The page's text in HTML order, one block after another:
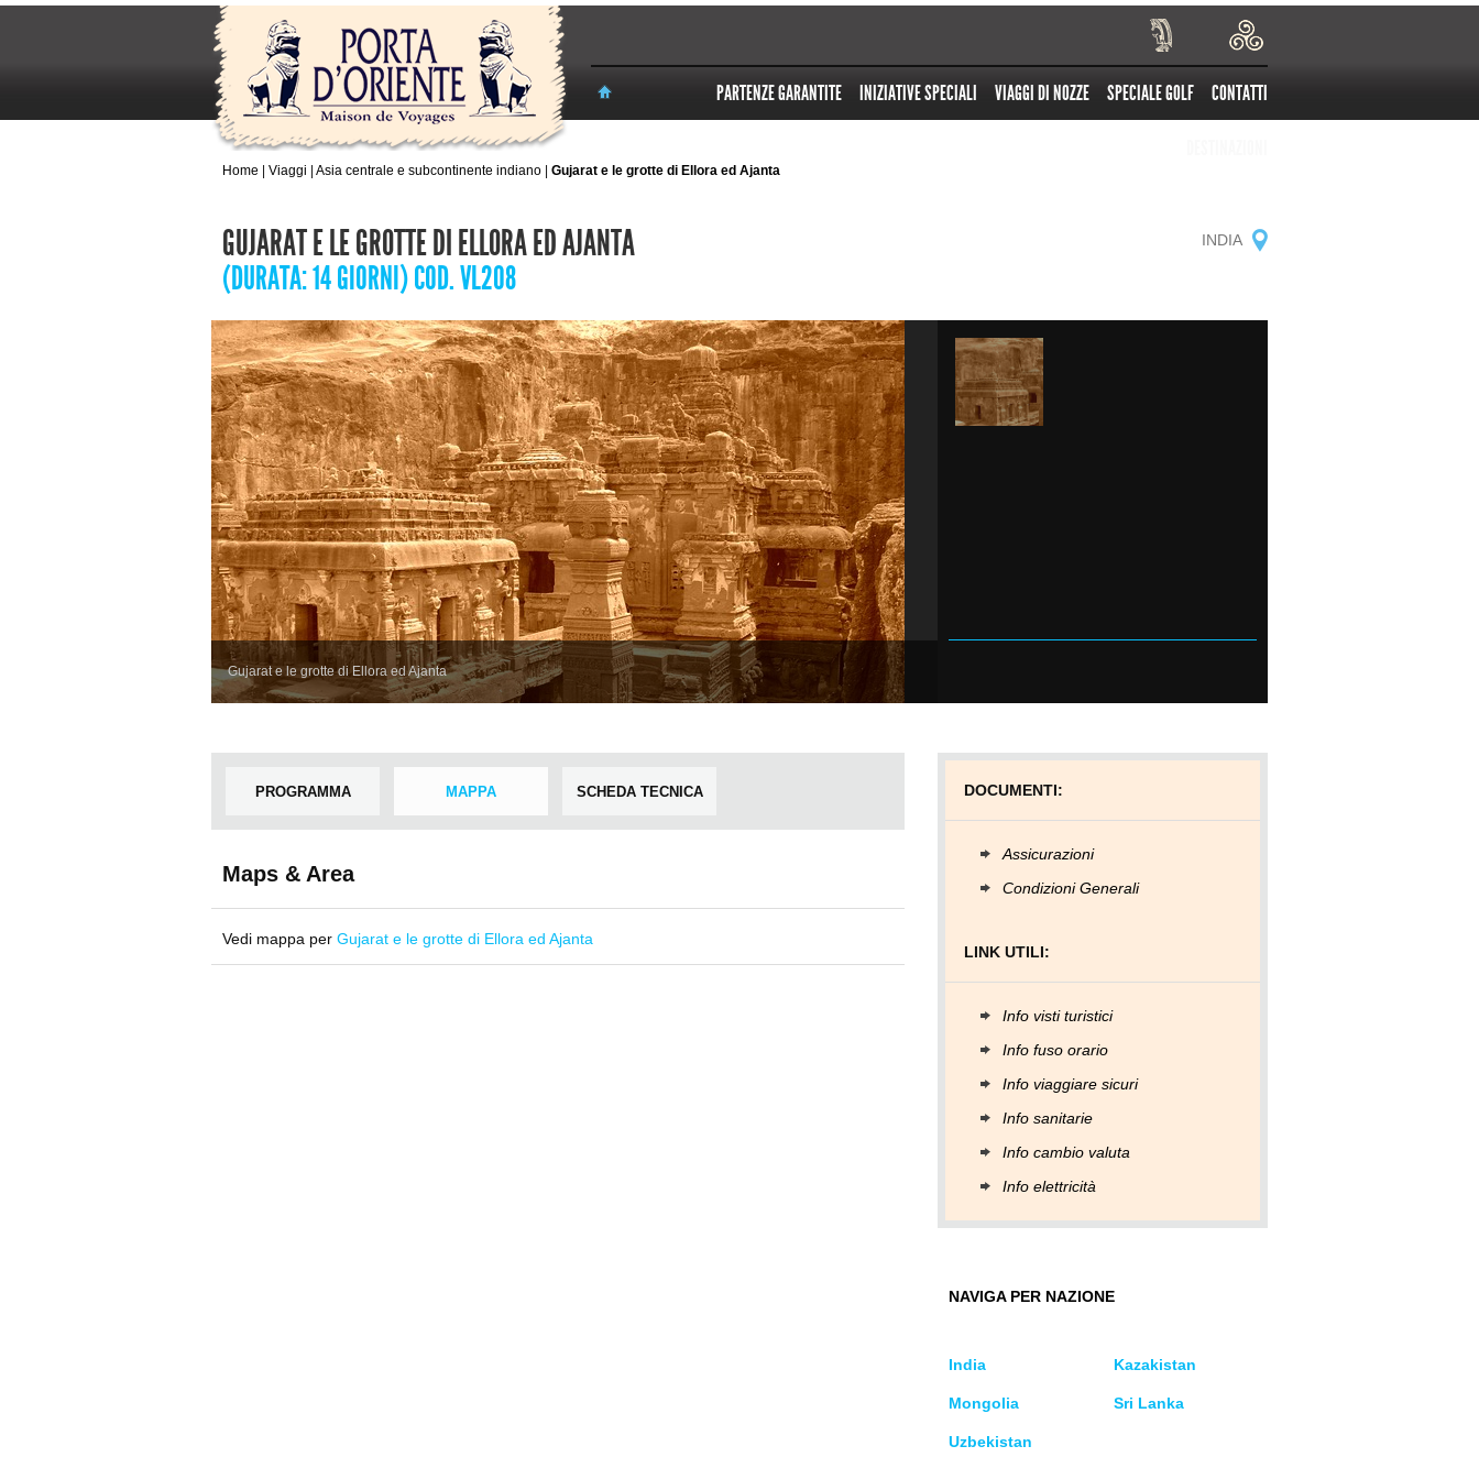
CONTATTI
SPECIALE GOLF
VIAGGI DI NOZZE
INIZIATIVE SPECIALI
PARTENZE GARANTITE
Home Viaggi Asia centrale e subcontinente indiano Gujarat e le grotte di Ellora ed Ajanta
GUJARAT E LE GROTTE DI ELLORA ED AJANTA
(DURATA: 14 GIORNI) COD. VL208
INDIA
Gujarat e le grotte di Ellora ed Ajanta
PROGRAMMA MAPPA SCHEDA TECNICA
Maps & Area
Vedi mappa per Gujarat e le grotte di Ellora ed Ajanta
DOCUMENTI:
Assicurazioni
Condizioni Generali
LINK UTILI:
Info visti turistici
Info fuso orario
Info viaggiare sicuri
Info sanitarie
Info cambio valuta
Info elettricità
NAVIGA PER NAZIONE
India Kazakistan
Mongolia Sri Lanka
Uzbekistan